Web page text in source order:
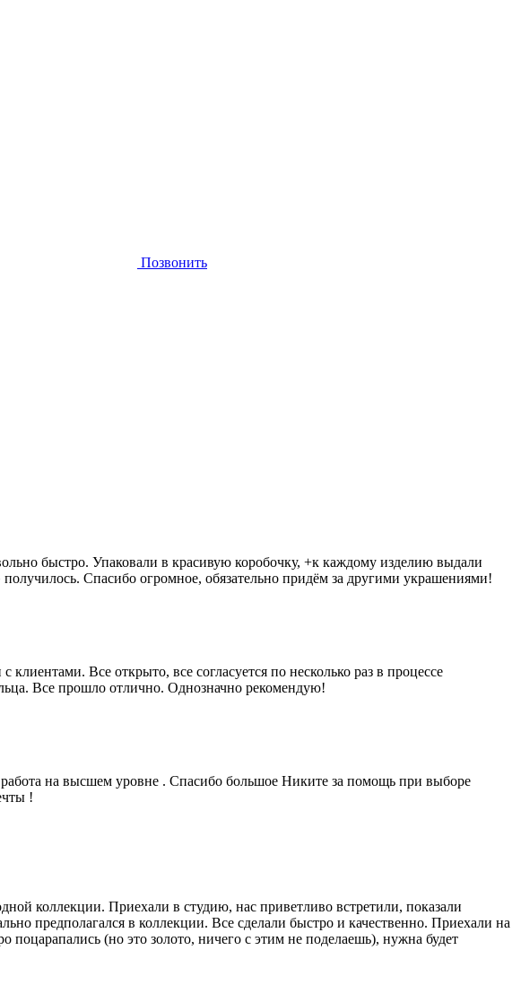
Позвонить
быстро. Упаковали в красивую коробочку, +к каждому изделию выдали
Спасибо огромное, обязательно придём за другими украшениями!
Все открыто, все согласуется по несколько раз в процессе
Все прошло отлично. Однозначно рекомендую!
на высшем уровне . Спасибо большое Никите за помощь при выборе
!
коллекции. Приехали в студию, нас приветливо встретили, показали
предполагался в коллекции. Все сделали быстро и качественно. Приехали на
(но это золото, ничего с этим не поделаешь), нужна будет